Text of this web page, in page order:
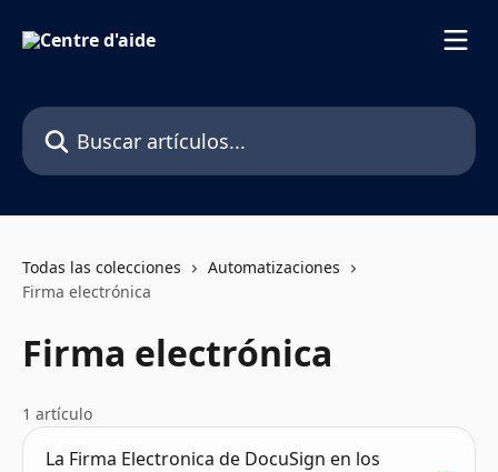
Buscar artículos...
Todas las colecciones
Automatizaciones
Firma electrónica
Firma electrónica
1 artículo
La Firma Electronica de DocuSign en los